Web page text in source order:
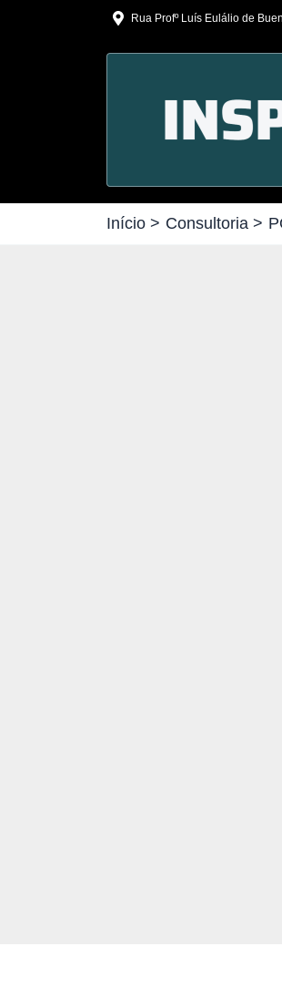
Rua Profº Luís Eulálio de
Início Consultoria